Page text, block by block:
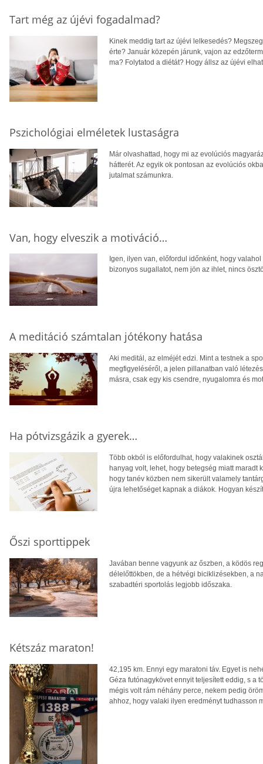
Tart még az újévi fogadalmad?
Kinek meddig tart az újévi lelkesedés?
érte? Január közepén járunk, vajon az
ma? Folytatod a diétát? Hogy állsz az újévi
Pszichológiai elméletek lustaságra
Már olvashattad, hogy mi az evolúciós
hátterét. Az egyik ok pontosan az evolúciós
jutalmat számunkra.
Van, hogy elveszik a motiváció…
Igen, ilyen van, előfordul időnként, hogy
bizonyos sugallatot, nem jön az ihlet, nincs
A meditáció számtalan jótékony hatása
Aki meditál, az elméjét edzi. Mint a testnek a
megfigyeléséről, a jelen pillanatban való
másra, csak egy kis csendre, nyugalomra és
Ha pótvizsgázik a gyerek…
Több okból is előfordulhat, hogy valakinek
hanyag volt, lehet, hogy betegség miatt
hogy tanév közben nem sikerült valamely
újra lehetőséget kapnak a diákok. Hogyan
Őszi sporttippek
Javában benne vagyunk az őszben, a ködös
délelőttökben, de a hétvégi biciklizésekben, a
szabadtéri sportolás legjobb időszaka.
Kétszáz maraton!
42,195 km. Ennyi egy maratoni táv. Egyet is
Géza futónagykövet ennyit teljesített eddig, s a
mégis volt rám néhány perce, nekem pedig
ahhoz, hogy valaki ilyen eredményt tudhasson